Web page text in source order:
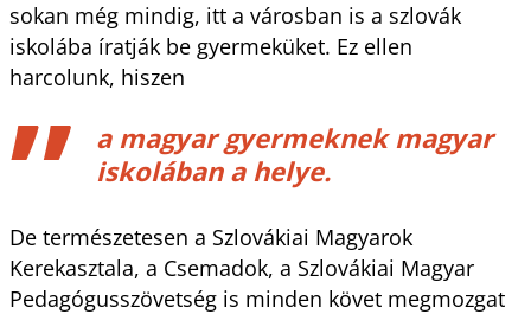
sokan még mindig, itt a városban is a szlovák
iskolába íratják be gyermeküket. Ez ellen
harcolunk, hiszen
a magyar gyermeknek magyar
iskolában a helye.
De természetesen a Szlovákiai Magyarok
Kerekasztala, a Csemadok, a Szlovákiai Magyar
Pedagógusszövetség is minden követ megmozgat